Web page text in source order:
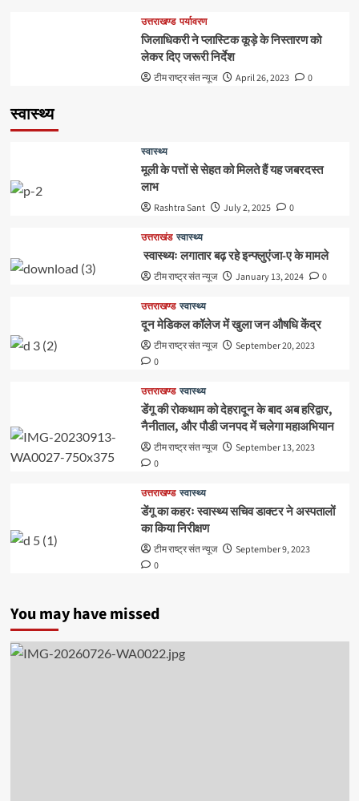
उत्तराखण्ड पर्यावरण
जिलाधिकरी ने प्लास्टिक कूड़े के निस्तारण को
लेकर दिए जरूरी निर्देश
टीम राष्ट्र संत न्यूज April 26, 2023 0
स्वास्थ्य
स्वास्थ्य
मूली के पत्तों से सेहत को मिलते हैं यह जबरदस्त
लाभ
Rashtra Sant July 2, 2025 0
उत्तराखंड स्वास्थ्य
स्वास्थ्यः लगातार बढ़ रहे इन्फ्लुएंजा-ए के मामले
टीम राष्ट्र संत न्यूज January 13, 2024 0
उत्तराखण्ड स्वास्थ्य
दून मेडिकल कॉलेज में खुला जन औषधि केंद्र
टीम राष्ट्र संत न्यूज
September 20, 2023
0
उत्तराखण्ड स्वास्थ्य
डेंगू की रोकथाम को देहरादून के बाद अब हरिद्वार,
नैनीताल, और पौडी जनपद में चलेगा महाअभियान
टीम राष्ट्र संत न्यूज
September 13, 2023
0
उत्तराखण्ड स्वास्थ्य
डेंगू का कहरः स्वास्थ्य सचिव डाक्टर ने अस्पतालों
का किया निरीक्षण
टीम राष्ट्र संत न्यूज
September 9, 2023
0
You may have missed